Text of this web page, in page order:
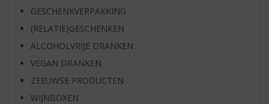
GESCHENKVERPAKKING
(RELATIE)GESCHENKEN
ALCOHOLVRIJE DRANKEN
VEGAN DRANKEN
ZEEUWSE PRODUCTEN
WIJNBOXEN